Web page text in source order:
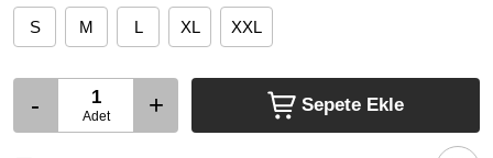
S M L XL XXL
- Adet + Sepete Ekle